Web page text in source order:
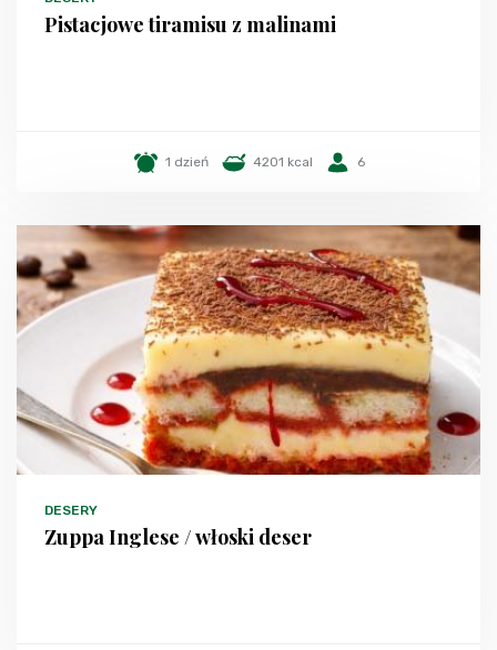
Pistacjowe tiramisu z malinami
1 dzień 4201 kcal 6
DESERY
Zuppa Inglese / włoski deser